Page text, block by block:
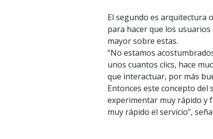
El segundo es arquitectura
para hacer que los
mayor sobre estas.
“No estamos
unos cuantos clics, hace
que interactuar, por más
Entonces este concepto del
experimentar muy rápido y
muy rápido el servicio”,